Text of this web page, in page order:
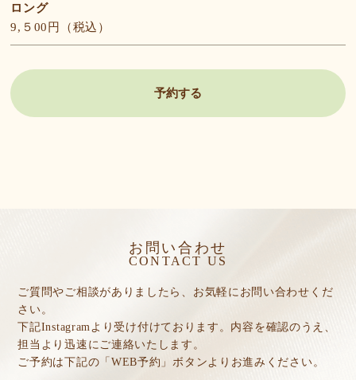
ロング
9,５00円（税込）
予約する
お問い合わせ
CONTACT US
ご質問やご相談がありましたら、お気軽にお問い合わせくだ
さい。
下記Instagramより受け付けております。内容を確認のうえ、
担当より迅速にご連絡いたします。
ご予約は下記の「WEB予約」ボタンよりお進みください。​​​​​​​